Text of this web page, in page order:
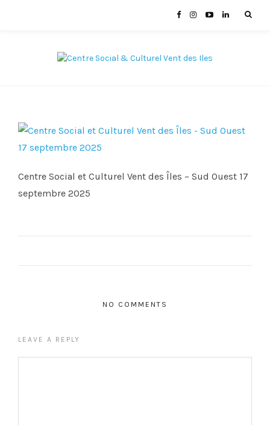
Centre Social et Culturel Vent des Îles – Sud Ouest 17
septembre 2025
NO COMMENTS
LEAVE A REPLY